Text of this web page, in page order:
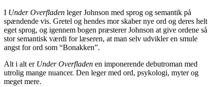
I Under Overfladen leger Johnson med sprog og semantik på
spændende vis. Gretel og hendes mor skaber nye ord og deres helt
eget sprog, og igennem bogen præsterer Johnson at give ordene så
stor semantisk værdi for læseren, at man selv udvikler en smule
angst for ord som “Bonakken”.
Alt i alt er Under Overfladen en imponerende debutroman med
utrolig mange nuancer. Den leger med ord, psykologi, myter og
meget mere.